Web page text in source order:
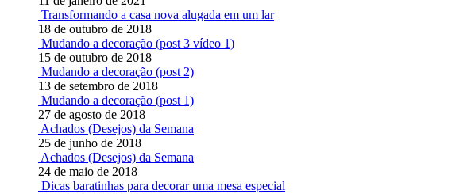
Transformando a casa nova alugada em um lar
18 de outubro de 2018
Mudando a decoração (post 3 vídeo 1)
15 de outubro de 2018
Mudando a decoração (post 2)
13 de setembro de 2018
Mudando a decoração (post 1)
27 de agosto de 2018
Achados (Desejos) da Semana
25 de junho de 2018
Achados (Desejos) da Semana
24 de maio de 2018
Dicas baratinhas para decorar uma mesa especial